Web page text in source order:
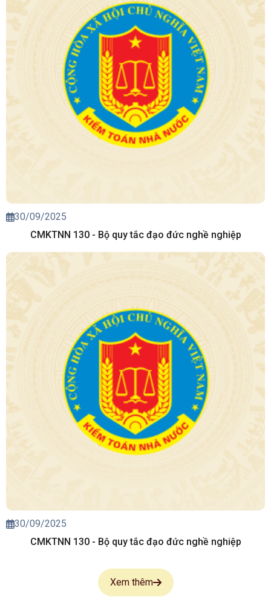
30/09/2025
CMKTNN 130 - Bộ quy tắc đạo đức nghề nghiệp
30/09/2025
CMKTNN 130 - Bộ quy tắc đạo đức nghề nghiệp
Xem thêm